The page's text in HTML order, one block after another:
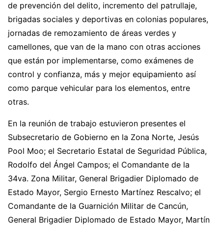
de prevención del delito, incremento del patrullaje,
brigadas sociales y deportivas en colonias populares,
jornadas de remozamiento de áreas verdes y
camellones, que van de la mano con otras acciones
que están por implementarse, como exámenes de
control y confianza, más y mejor equipamiento así
como parque vehicular para los elementos, entre
otras.
En la reunión de trabajo estuvieron presentes el
Subsecretario de Gobierno en la Zona Norte, Jesús
Pool Moo; el Secretario Estatal de Seguridad Pública,
Rodolfo del Ángel Campos; el Comandante de la
34va. Zona Militar, General Brigadier Diplomado de
Estado Mayor, Sergio Ernesto Martínez Rescalvo; el
Comandante de la Guarnición Militar de Cancún,
General Brigadier Diplomado de Estado Mayor, Martín